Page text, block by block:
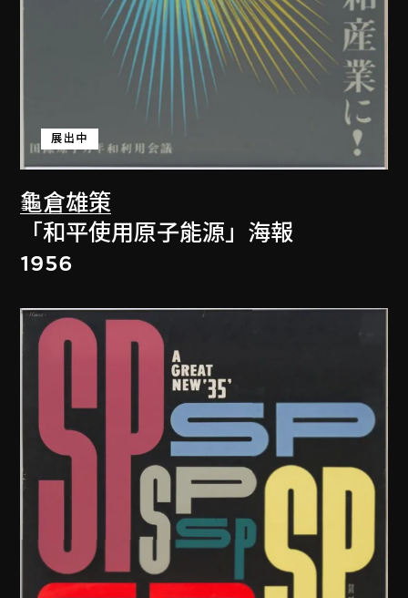
龜倉雄策
展出中
「和平使用原子能源」海報
1956